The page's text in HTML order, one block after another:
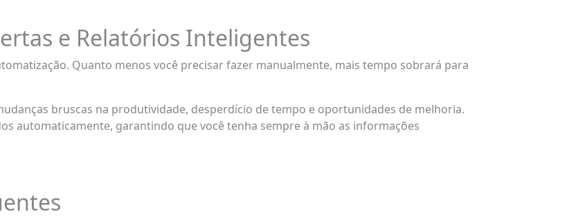
e Relatórios Inteligentes
Quanto menos você precisar fazer manualmente, mais tempo sobrará para
bruscas na produtividade, desperdício de tempo e oportunidades de melhoria.
automaticamente, garantindo que você tenha sempre à mão as informações